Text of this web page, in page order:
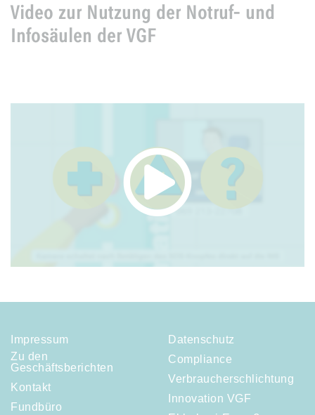
Video zur Nutzung der Notruf- und
Infosäulen der VGF
Impressum
Zu den
Geschäftsberichten
Kontakt
Fundbüro
Datenschutz
Compliance
Verbraucherschlichtung
Innovation VGF